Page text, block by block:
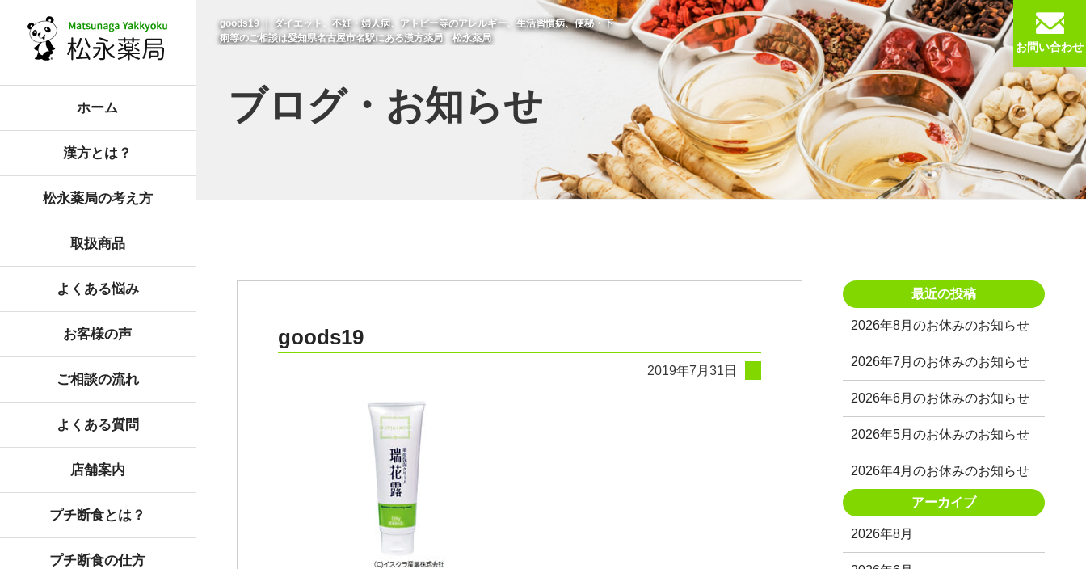
goods19 ｜ ダイエット、不妊・婦人病、アトピー等のアレルギー、生活習慣病、便秘・下
痢等のご相談は愛知県名古屋市名駅にある漢方薬局 松永薬局
ホーム
漢方とは？
松永薬局の考え方
取扱商品
よくある悩み
お客様の声
ご相談の流れ
よくある質問
店舗案内
プチ断食とは？
プチ断食の仕方
お問い合わせ
ブログ・お知らせ
goods19
2019年7月31日
最近の投稿
2026年8月のお休みのお知らせ
2026年7月のお休みのお知らせ
2026年6月のお休みのお知らせ
2026年5月のお休みのお知らせ
2026年4月のお休みのお知らせ
アーカイブ
2026年8月